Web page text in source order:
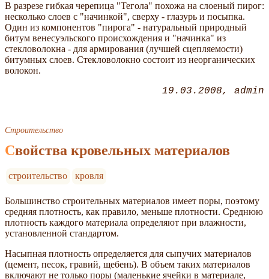
В разрезе гибкая черепица "Тегола" похожа на слоеный пирог:
несколько слоев с "начинкой", сверху - глазурь и посыпка.
Один из компонентов "пирога" - натуральный природный
битум венесуэльского происхождения и "начинка" из
стекловолокна - для армирования (лучшей сцепляемости)
битумных слоев. Стекловолокно состоит из неорганических
волокон.
19.03.2008 admin
Строительство
Свойства кровельных материалов
строительство кровля
Большинство строительных материалов имеет поры, поэтому
средняя плотность, как правило, меньше плотности. Среднюю
плотность каждого материала определяют при влажности,
установленной стандартом.
Насыпная плотность определяется для сыпучих материалов
(цемент, песок, гравий, щебень). В объем таких материалов
включают не только поры (маленькие ячейки в материале,